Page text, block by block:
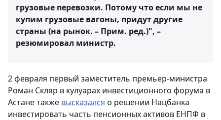
грузовые перевозки. Потому что если мы не
купим грузовые вагоны, придут другие
страны (на рынок. – Прим. ред.)", –
резюмировал министр.
2 февраля первый заместитель премьер-министра
Роман Скляр в кулуарах инвестиционного форума в
Астане также высказался о решении Нацбанка
инвестировать часть пенсионных активов ЕНПФ в